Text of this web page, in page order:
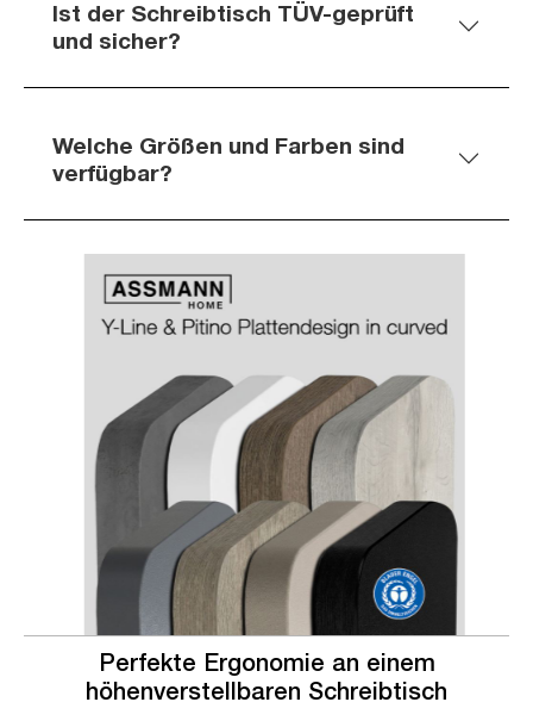
Ist der Schreibtisch TÜV-geprüft
und sicher?
Welche Größen und Farben sind
verfügbar?
Perfekte Ergonomie an einem
höhenverstellbaren Schreibtisch